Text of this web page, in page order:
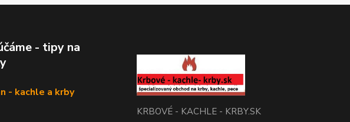
- tipy na
- kachle a krby
KRBOVÉ - KACHLE - KRBY.SK